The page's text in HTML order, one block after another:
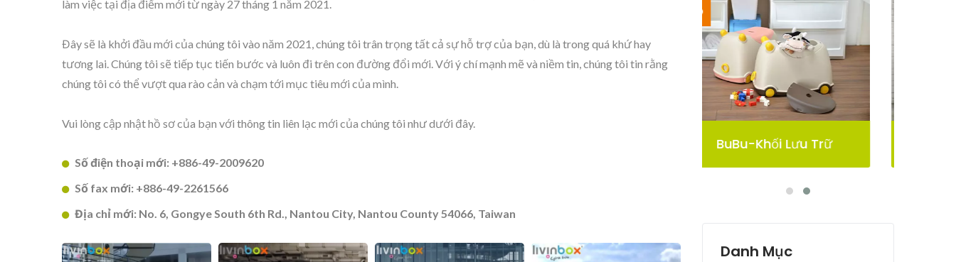
làm việc tại địa điểm mới từ ngày 27 tháng 1 năm 2021.
Đây sẽ là khởi đầu mới của chúng tôi vào năm 2021, chúng tôi trân trọng tất cả sự hỗ trợ của bạn, dù là trong quá khứ hay
tương lai. Chúng tôi sẽ tiếp tục tiến bước và luôn đi trên con đường đổi mới. Với ý chí mạnh mẽ và niềm tin, chúng tôi tin rằng
chúng tôi có thể vượt qua rào cản và chạm tới mục tiêu mới của mình.
Vui lòng cập nhật hồ sơ của bạn với thông tin liên lạc mới của chúng tôi như dưới đây.
Số điện thoại mới: +886-49-2009620
Số fax mới: +886-49-2261566
Địa chỉ mới: No. 6, Gongye South 6th Rd., Nantou City, Nantou County 54066, Taiwan
Thùng Lưu Trữ Pelican
Danh Mục